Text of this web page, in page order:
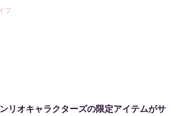
フ
リオキャラクターズの限定アイテムがサ